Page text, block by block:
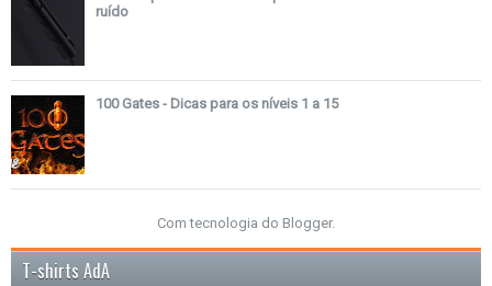
ruído
100 Gates - Dicas para os níveis 1 a 15
Com tecnologia do Blogger.
T-shirts AdA